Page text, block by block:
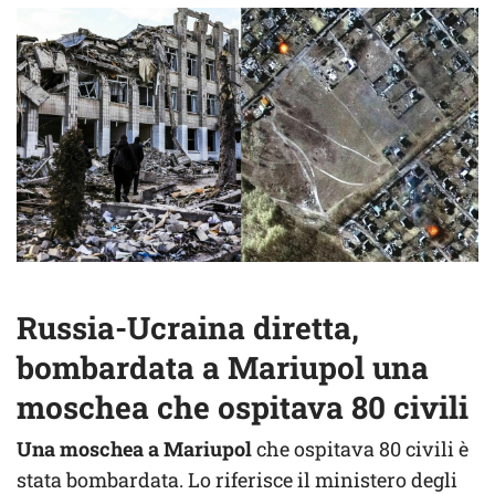
Russia-Ucraina diretta,
bombardata a Mariupol una
moschea che ospitava 80 civili
Una moschea a Mariupolche ospitava 80 civili è
stata bombardata. Lo riferisce il ministero degli